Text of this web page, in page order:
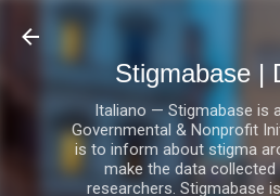
Passa ai contenuti
Stigmabase |
Italiano — Stigmabase is
Governmental & Nonprofit
is to inform about stigma
make the data
researchers. Stigmabase